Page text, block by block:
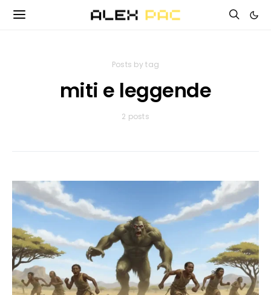
Posts by tag
miti e leggende
2 posts